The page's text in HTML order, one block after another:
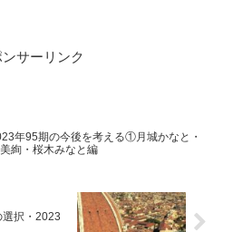
台を見る際に...
ンサーリンク
年95期の今後を考える①月城かなと・
絢・桜木みなと編
択・2023